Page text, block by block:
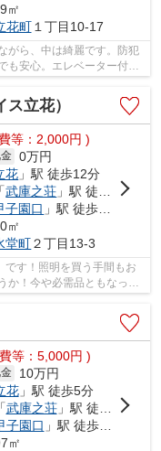
㎡
花町１丁目10-17
がら、中は綺麗です。防犯
も安心。エレベーター付き
。...
立花）
等：2,000円 )
0万円
花 」駅 徒歩12分
「武庫之荘 」駅 徒歩19分
子園口 」駅 徒歩29分
㎡
堂町２丁目13-3
す！照明を買う手間もお
！今や必需品ともなった
す！...
等：5,000円 )
10万円
花」駅 徒歩5分
「武庫之荘」駅 徒歩21分
子園口 」駅 徒歩36分
㎡